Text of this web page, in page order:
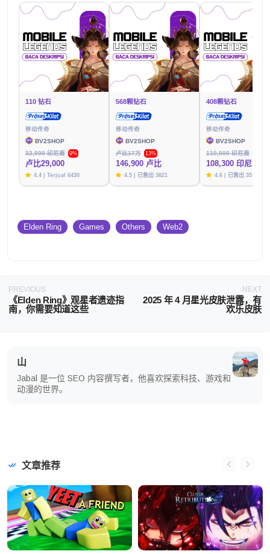
110 钻石
移动传奇
BV2SHOP
32,000 印尼盾
9%
卢比29,000
4.4 | Terjual 6430
568颗钻石
移动传奇
BV2SHOP
卢比17万
13%
146,900 卢比
4.5 | 已售出 3821
408颗钻石
移动传奇
BV2SHOP
110,000 印尼盾
108,300 印尼盾
4.6 | 已售出 3576
Elden Ring Games Others Web2
PREVIOUS
《Elden Ring》观星者遗迹指
南，你需要知道这些
NEXT
2025 年 4 月星光皮肤泄露，有
欢乐皮肤
山
Jabal 是一位 SEO 内容撰写者，他喜欢探索科技、游戏和
动漫的世界。
文章推荐